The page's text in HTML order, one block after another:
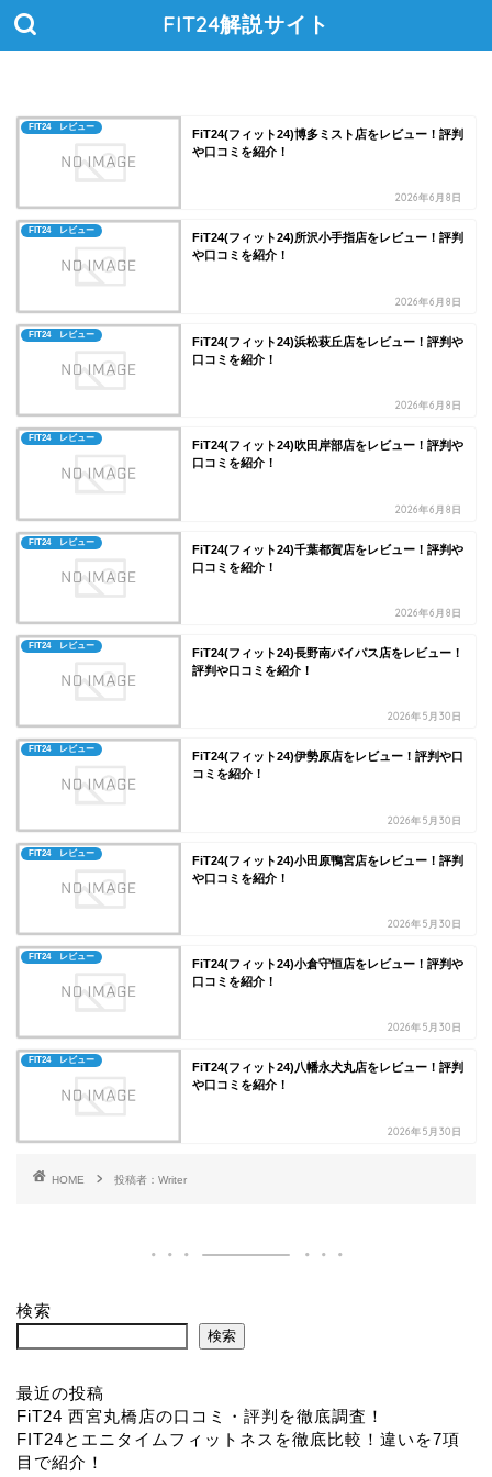
FIT24解説サイト
FIT24 レビュー
FiT24(フィット24)博多ミスト店をレビュー！評判
や口コミを紹介！
2026年6月8日
FIT24 レビュー
FiT24(フィット24)所沢小手指店をレビュー！評判
や口コミを紹介！
2026年6月8日
FIT24 レビュー
FiT24(フィット24)浜松萩丘店をレビュー！評判や
口コミを紹介！
2026年6月8日
FIT24 レビュー
FiT24(フィット24)吹田岸部店をレビュー！評判や
口コミを紹介！
2026年6月8日
FIT24 レビュー
FiT24(フィット24)千葉都賀店をレビュー！評判や
口コミを紹介！
2026年6月8日
FIT24 レビュー
FiT24(フィット24)長野南バイパス店をレビュー！
評判や口コミを紹介！
2026年5月30日
FIT24 レビュー
FiT24(フィット24)伊勢原店をレビュー！評判や口
コミを紹介！
2026年5月30日
FIT24 レビュー
FiT24(フィット24)小田原鴨宮店をレビュー！評判
や口コミを紹介！
2026年5月30日
FIT24 レビュー
FiT24(フィット24)小倉守恒店をレビュー！評判や
口コミを紹介！
2026年5月30日
FIT24 レビュー
FiT24(フィット24)八幡永犬丸店をレビュー！評判
や口コミを紹介！
2026年5月30日
HOME 投稿者：Writer
検索
検索
最近の投稿
FiT24 西宮丸橋店の口コミ・評判を徹底調査！
FIT24とエニタイムフィットネスを徹底比較！違いを7項
目で紹介！